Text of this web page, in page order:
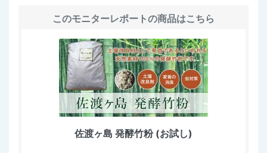
このモニターレポートの商品はこちら
佐渡ヶ島 発酵竹粉 (お試し)